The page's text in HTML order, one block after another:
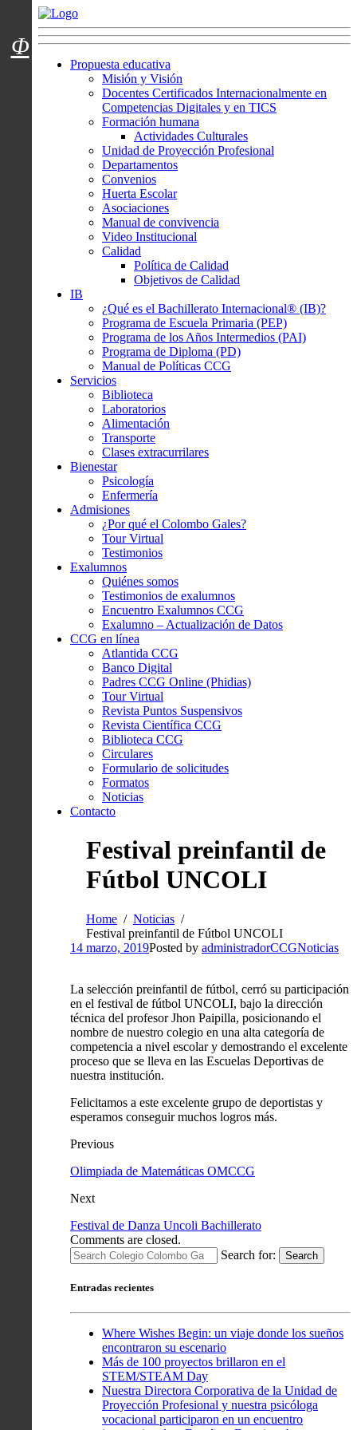
Menú usuarios
Propuesta educativa
Misión y Visión
Docentes Certificados Internacionalmente en
Competencias Digitales y en TICS
Formación humana
Actividades Culturales
Unidad de Proyección Profesional
Departamentos
Convenios
Huerta Escolar
Asociaciones
Manual de convivencia
Video Institucional
Calidad
Política de Calidad
Objetivos de Calidad
IB
¿Qué es el Bachillerato Internacional® (IB)?
Programa de Escuela Primaria (PEP)
Programa de los Años Intermedios (PAI)
Programa de Diploma (PD)
Manual de Políticas CCG
Servicios
Biblioteca
Laboratorios
Alimentación
Transporte
Clases extracurrilares
Bienestar
Psicología
Enfermería
Admisiones
¿Por qué el Colombo Gales?
Tour Virtual
Testimonios
Exalumnos
Quiénes somos
Testimonios de exalumnos
Encuentro Exalumnos CCG
Exalumno – Actualización de Datos
CCG en línea
Atlantida CCG
Banco Digital
Padres CCG Online (Phidias)
Tour Virtual
Revista Puntos Suspensivos
Revista Científica CCG
Biblioteca CCG
Circulares
Formulario de solicitudes
Formatos
Noticias
Contacto
Festival preinfantil de
Fútbol UNCOLI
Home
Noticias
Festival preinfantil de Fútbol UNCOLI
14 marzo, 2019Posted by administradorCCGNoticias
La selección preinfantil de fútbol, cerró su participación
en el festival de fútbol UNCOLI, bajo la dirección
técnica del profesor Jhon Paipilla, posicionando el
nombre de nuestro colegio en una alta categoría de
competencia a nivel escolar y demostrando el excelente
proceso que se lleva en las Escuelas Deportivas de
nuestra institución.
Felicitamos a este excelente grupo de deportistas y
esperamos conseguir muchos logros más.
Previous
Olimpiada de Matemáticas OMCCG
Next
Festival de Danza Uncoli Bachillerato
Comments are closed.
Search for:
Search
Entradas recientes
Where Wishes Begin: un viaje donde los sueños
encontraron su escenario
Más de 100 proyectos brillaron en el
STEM/STEAM Day
Nuestra Directora Corporativa de la Unidad de
Proyección Profesional y nuestra psicóloga
vocacional participaron en un encuentro
Φ